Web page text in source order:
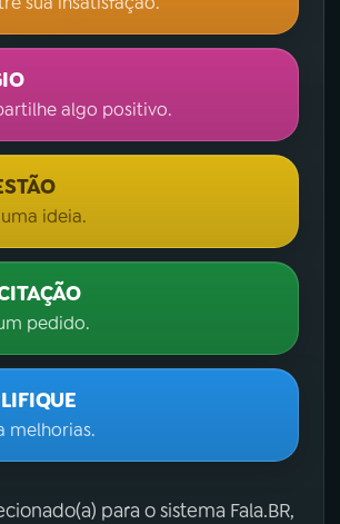
algo positivo.
ideia.
pedido.
melhorias.
para o sistema Fala.BR,